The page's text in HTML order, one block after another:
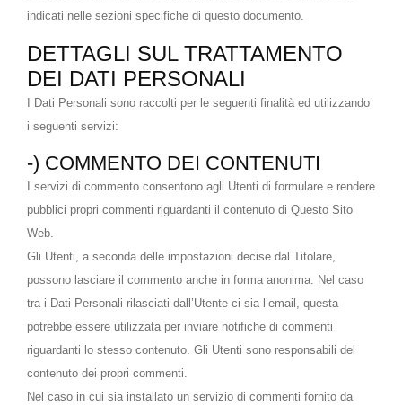
indicati nelle sezioni specifiche di questo documento.
DETTAGLI SUL TRATTAMENTO
DEI DATI PERSONALI
I Dati Personali sono raccolti per le seguenti finalità ed utilizzando
i seguenti servizi:
-) COMMENTO DEI CONTENUTI
I servizi di commento consentono agli Utenti di formulare e rendere
pubblici propri commenti riguardanti il contenuto di Questo Sito
Web.
Gli Utenti, a seconda delle impostazioni decise dal Titolare,
possono lasciare il commento anche in forma anonima. Nel caso
tra i Dati Personali rilasciati dall’Utente ci sia l’email, questa
potrebbe essere utilizzata per inviare notifiche di commenti
riguardanti lo stesso contenuto. Gli Utenti sono responsabili del
contenuto dei propri commenti.
Nel caso in cui sia installato un servizio di commenti fornito da